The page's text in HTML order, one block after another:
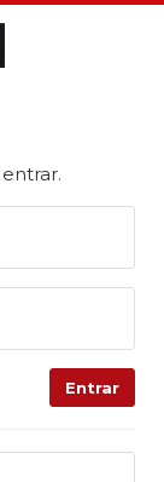
Entrar